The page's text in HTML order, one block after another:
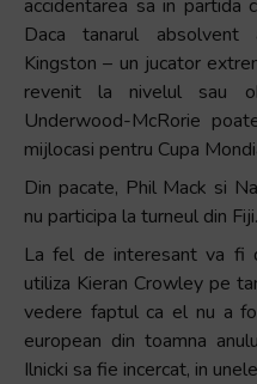
accidentarea sa in partida
Daca tanarul absolvent
Kingston – un jucator
revenit la nivelul sau
Underwood-McRorie
mijlocasi pentru Cupa
Din pacate, Phil Mack si
nu participa la turneul din Fiji.
La fel de interesant va fi
utiliza Kieran Crowley pe
vedere faptul ca el nu a
european din toamna
Ilnicki sa fie incercat, in